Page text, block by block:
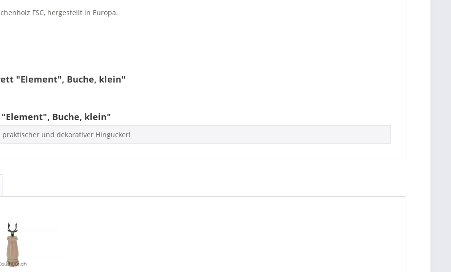
FSC, hergestellt in Europa.
"Element", Buche, klein"
Buche, klein"
praktischer und dekorativer Hingucker!